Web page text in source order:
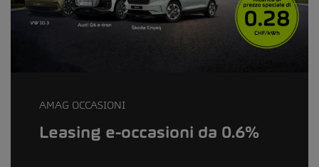
AMAG OCCASIONI
Leasing e-occasioni da 0.6%